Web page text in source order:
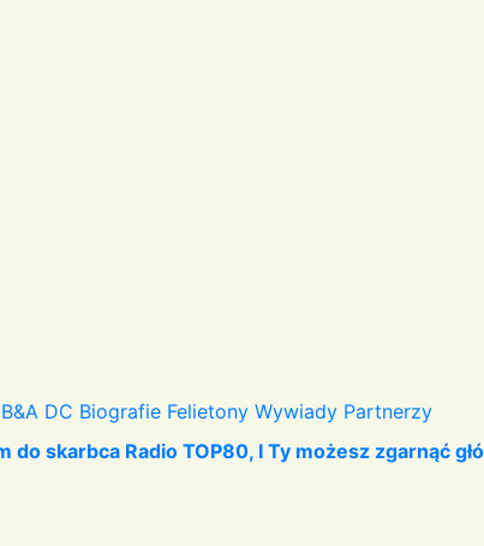
DC Biografie Felietony Wywiady Partnerzy
do skarbca Radio TOP80, I Ty możesz zgarnąć